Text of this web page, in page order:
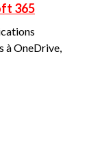
365
à OneDrive,